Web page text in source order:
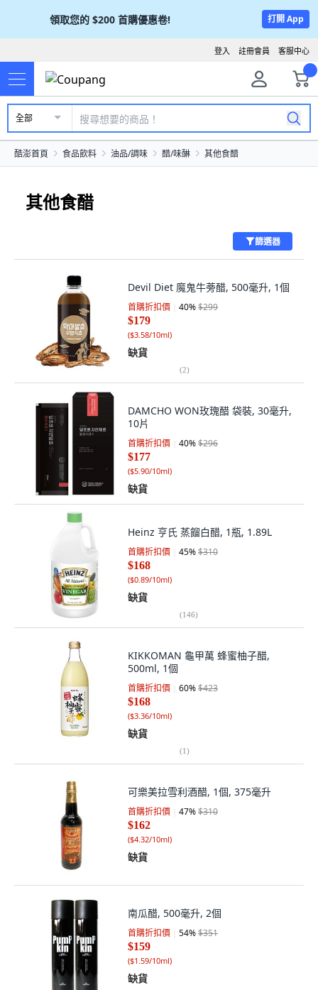
領取您的 $200 首購優惠卷! 打開 App
客服中心
註冊會員
登入
全部
酷澎首頁 食品飲料 油品/調味 醋/味醂 其他食醋
其他食醋
篩選器
Devil Diet 魔鬼牛蒡醋, 500毫升, 1個
首購折扣價 40%$299
$179
($3.58/10ml)
缺貨
(2)
DAMCHO WON玫瑰醋 袋裝, 30毫升,
10片
首購折扣價 40%$296
$177
($5.90/10ml)
缺貨
Heinz 亨氏 蒸餾白醋, 1瓶, 1.89L
首購折扣價 45%$310
$168
($0.89/10ml)
缺貨
(146)
KIKKOMAN 龜甲萬 蜂蜜柚子醋,
500ml, 1個
首購折扣價 60%$423
$168
($3.36/10ml)
缺貨
(1)
可樂美拉雪利酒醋, 1個, 375毫升
首購折扣價 47%$310
$162
($4.32/10ml)
缺貨
南瓜醋, 500毫升, 2個
首購折扣價 54%$351
$159
($1.59/10ml)
缺貨